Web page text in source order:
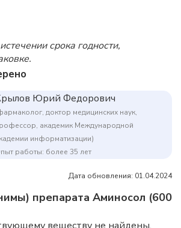
срока годности,
Юрий Федорович
доктор медицинских наук,
академик Международной
информатизации)
работы: более 35 лет
Дата обновления: 01.04.2024
препарата Аминосол (600